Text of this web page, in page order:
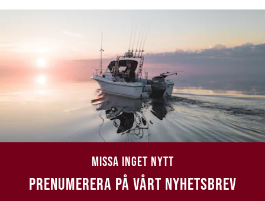
MISSA INGET NYTT
PRENUMERERA PÅ VÅRT NYHETSBREV